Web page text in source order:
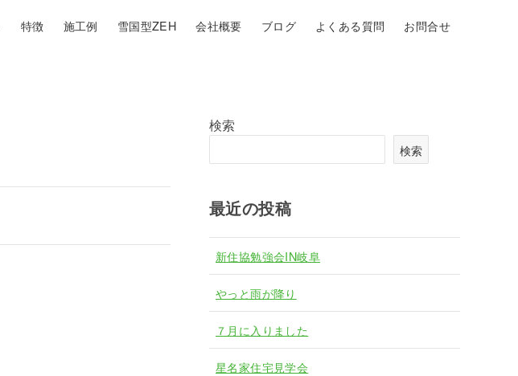
特徴 施工例 雪国型ZEH 会社概要 ブログ よくある質問 お問合せ
検索
検索
最近の投稿
新住協勉強会IN岐阜
やっと雨が降り
７月に入りました
星名家住宅見学会